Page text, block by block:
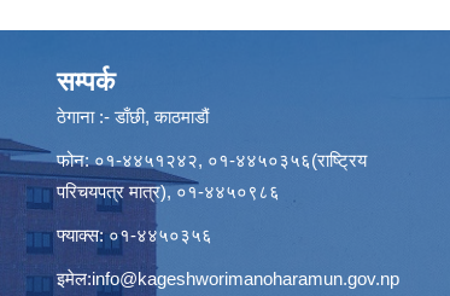
सम्पर्क
ठेगाना :- डाँछी, काठमाडौं
फोन: ०१-४४५१२४२, ०१-४४५०३५६(राष्ट्रिय
परिचयपत्र मात्र), ०१-४४५०९८६
फ्याक्स: ०१-४४५०३५६
इमेल:info@kageshworimanoharamun.gov.np